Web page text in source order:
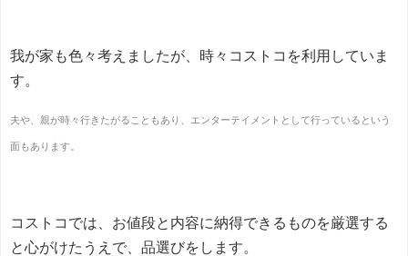
我が家も色々考えましたが、 時々コストコを利用していま
す。
夫や、親が時々行きたがることもあり、エンターテイメントとして行っているという
面もあります。
コストコでは、お値段と内容に納得できる ものを厳選する
と心がけたうえで、品選びをします。